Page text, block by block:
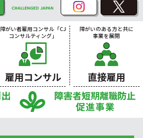
障がい者雇用コンサル「CJ
コンサルティング」
雇用コンサル
障がいのある方と共に
事業を展開
直接雇用